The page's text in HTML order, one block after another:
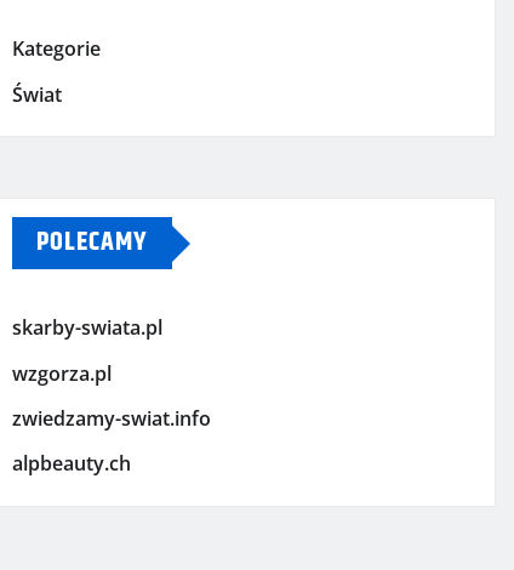
Kategorie
Świat
POLECAMY
skarby-swiata.pl
wzgorza.pl
zwiedzamy-swiat.info
alpbeauty.ch